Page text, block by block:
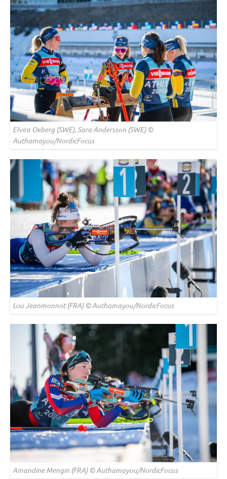
Elvira Oeberg (SWE), Sara Andersson (SWE) ©
Authamayou/NordicFocus
Lou Jeanmonnot (FRA) © Authamayou/NordicFocus
Amandine Mengin (FRA) © Authamayou/NordicFocus